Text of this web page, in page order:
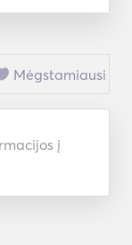
Mėgstamiausi
į